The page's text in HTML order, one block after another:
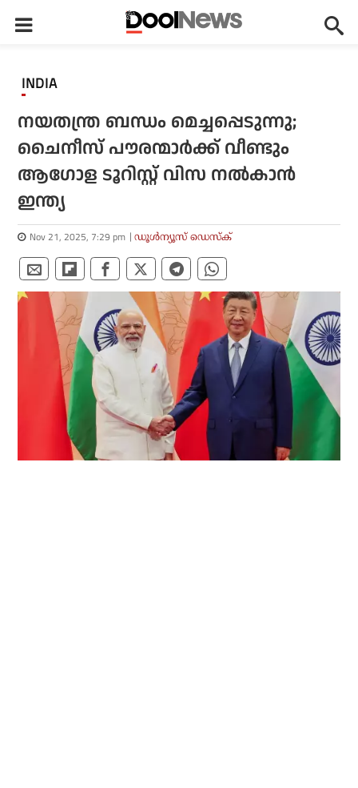
INDIA
നയതന്ത്ര ബന്ധം മെച്ചപ്പെടുന്നു;
ചൈനീസ് പൗരന്മാര്‍ക്ക് വീണ്ടും
ആഗോള ടൂറിസ്റ്റ് വിസ നല്‍കാന്‍
ഇന്ത്യ
Nov 21, 2025, 7:29 pm ഡൂള്‍ന്യൂസ് ഡെസ്‌ക്